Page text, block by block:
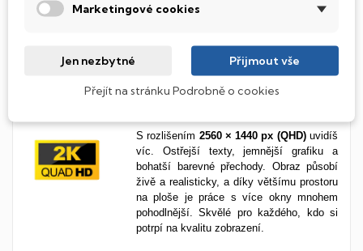
výkon a příjemně ostré barvy tě
Ještě více detailů s QHD
S rozlišením 2560 × 1440 px (QHD)uvidíš
víc. Ostřejší texty, jemnější grafiku a
bohatší barevné přechody. Obraz působí
živě a realisticky, a díky většímu prostoru
na ploše je práce s více okny mnohem
pohodlnější. Skvělé pro každého, kdo si
potrpí na kvalitu zobrazení.
Marketingové cookies
Jen nezbytné Přijmout vše
Přejít na stránku Podrobně o cookies